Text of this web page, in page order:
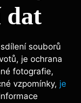
dat
souborů​
je ochrana
fotografie,
vzpomínky, je